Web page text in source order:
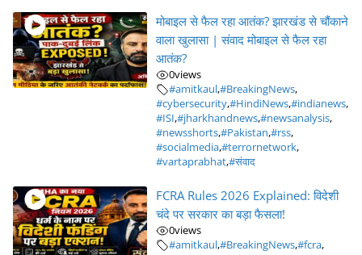
मोबाइल से फैल रहा आतंक? झारखंड से चौंकाने
वाला खुलासा | संवाद मोबाइल से फैल रहा
आतंक?
0views
#amitkaul,#BreakingNews,
#cybersecurity,#HindiNews,#indianews,
#ISI,#jharkhandnews,#newsanalysis,
#newsshorts,#Pakistan,#rss,
#socialmedia,#terrornetwork,
#vartaprabhat,#संवाद
FCRA Rules 2026 Explained: विदेशी
चंदे पर सरकार का बड़ा फैसला!
0views
#amitkaul,#BreakingNews,#fcra,